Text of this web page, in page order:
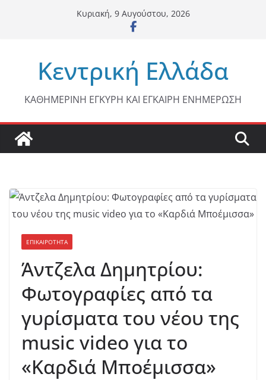
Κυριακή, 9 Αυγούστου, 2026
Κεντρική Ελλάδα
ΚΑΘΗΜΕΡΙΝΗ ΕΓΚΥΡΗ ΚΑΙ ΕΓΚΑΙΡΗ ΕΝΗΜΕΡΩΣΗ
ΕΠΙΚΑΙΡΟΤΗΤΑ
Άντζελα Δημητρίου:
Φωτογραφίες από τα
γυρίσματα του νέου της
music video για το
«Καρδιά Μποέμισσα»